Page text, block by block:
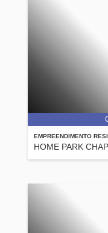
EMPREENDIMENTO
HOME PARK